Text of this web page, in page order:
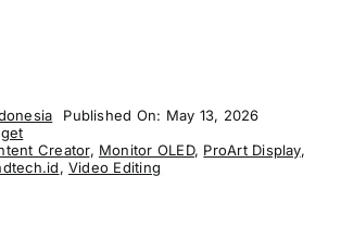
Published On: May 13, 2026
Creator, Monitor OLED, ProArt Display,
,Video Editing